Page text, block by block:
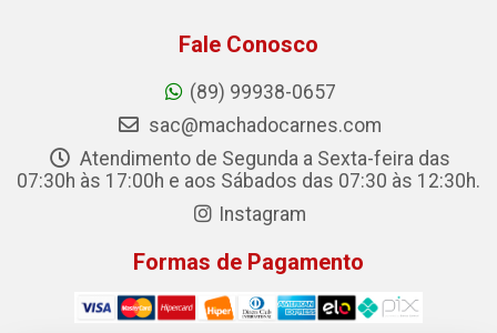
Fale Conosco
(89) 99938-0657
sac@machadocarnes.com
Atendimento de Segunda a Sexta-feira das
07:30h às 17:00h e aos Sábados das 07:30 às 12:30h.
Instagram
Formas de Pagamento